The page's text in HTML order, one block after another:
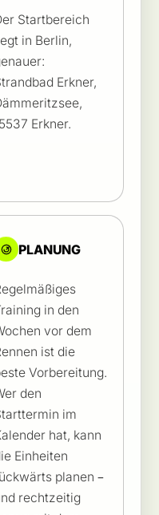
Startbereich
in Berlin,
Erkner,
Erkner.
PLANUNG
in den
vor dem
ist die
Vorbereitung.
den
im
hat, kann
Einheiten
planen –
rechtzeitig